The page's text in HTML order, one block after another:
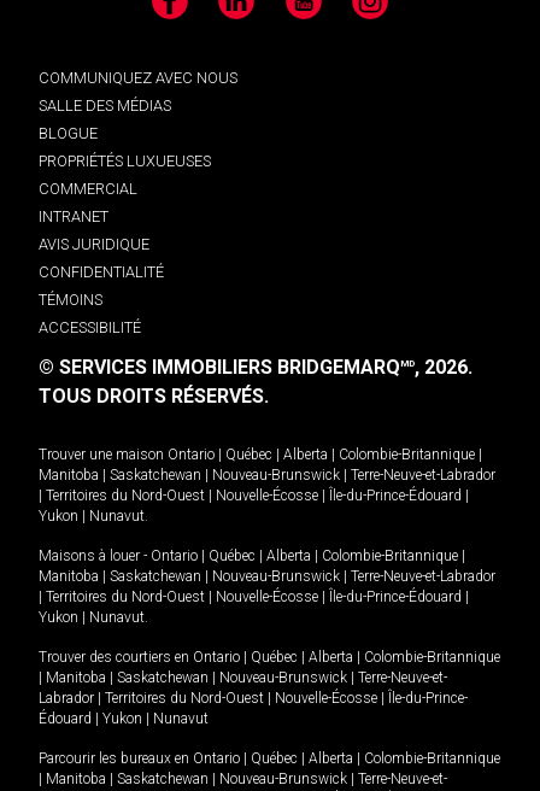
Facebook LinkedIn YouTube Instagram
COMMUNIQUEZ AVEC NOUS
SALLE DES MÉDIAS
BLOGUE
PROPRIÉTÉS LUXUEUSES
COMMERCIAL
INTRANET
AVIS JURIDIQUE
CONFIDENTIALITÉ
TÉMOINS
ACCESSIBILITÉ
© SERVICES IMMOBILIERS BRIDGEMARQMD, 2026.
TOUS DROITS RÉSERVÉS.
Trouver une maison Ontario Québec Alberta Colombie-Britannique
Manitoba
Saskatchewan Nouveau-Brunswick
Terre-Neuve-et-Labrador
Territoires du Nord-Ouest Nouvelle-Écosse Île-du-Prince-Édouard
Yukon
Nunavut.
Maisons à louer - Ontario Québec Alberta Colombie-Britannique
Manitoba
Saskatchewan Nouveau-Brunswick
Terre-Neuve-et-Labrador
Territoires du Nord-Ouest Nouvelle-Écosse Île-du-Prince-Édouard
Yukon
Nunavut.
Trouver des courtiers en Ontario Québec Alberta
Colombie-Britannique
Manitoba Saskatchewan Nouveau-Brunswick
Terre-Neuve-et-
Labrador
Territoires du Nord-Ouest Nouvelle-Écosse
Île-du-Prince-
Édouard
Yukon Nunavut
Parcourir les bureaux en Ontario Québec Alberta
Colombie-Britannique
Manitoba Saskatchewan Nouveau-Brunswick
Terre-Neuve-et-